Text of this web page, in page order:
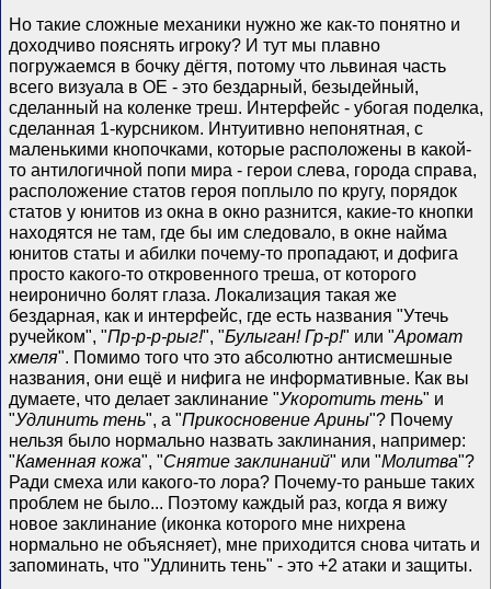
Но такие сложные механики нужно же как-то понятно и
доходчиво пояснять игроку? И тут мы плавно
погружаемся в бочку дёгтя, потому что львиная часть
всего визуала в ОЕ - это бездарный, безыдейный,
сделанный на коленке треш. Интерфейс - убогая поделка,
сделанная 1-курсником. Интуитивно непонятная, с
маленькими кнопочками, которые расположены в какой-
то антилогичной попи мира - герои слева, города справа,
расположение статов героя поплыло по кругу, порядок
статов у юнитов из окна в окно разнится, какие-то кнопки
находятся не там, где бы им следовало, в окне найма
юнитов статы и абилки почему-то пропадают, и дофига
просто какого-то откровенного треша, от которого
неиронично болят глаза. Локализация такая же
бездарная, как и интерфейс, где есть названия "Утечь
ручейком", "Пр‑р‑р‑рыг!", "Булыган! Гр‑р!" или "Аромат
хмеля". Помимо того что это абсолютно антисмешные
названия, они ещё и нифига не информативные. Как вы
думаете, что делает заклинание "Укоротить тень" и
"Удлинить тень", а "Прикосновение Арины"? Почему
нельзя было нормально назвать заклинания, например:
"Каменная кожа", "Снятие заклинаний" или "Молитва"?
Ради смеха или какого-то лора? Почему-то раньше таких
проблем не было... Поэтому каждый раз, когда я вижу
новое заклинание (иконка которого мне нихрена
нормально не объясняет), мне приходится снова читать и
запоминать, что "Удлинить тень" - это +2 атаки и защиты.